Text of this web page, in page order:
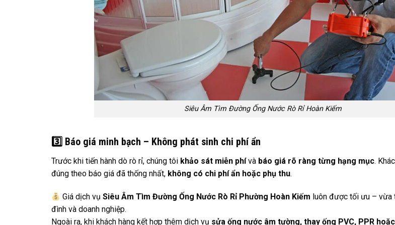
Siêu Âm Tìm Đường Ống Nước Rò Rỉ Hoàn Kiếm
3️ Báo giá minh bạch – Không phát sinh chi phí ẩn
Trước khi tiến hành dò rò rỉ, chúng tôi khảo sát miễn phívà báo giá rõ ràng từng hạng mục.
đúng theo báo giá đã thống nhất, không có chi phí ẩn hoặc phụ thu.
Giá dịch vụSiêu Âm Tìm Đường Ống Nước Rò Rỉ Phường Hoàn Kiếm luôn được tối ưu – vừa
đình và doanh nghiệp.
Ngoài ra, khi khách hàng kết hợp thêm dịch vụ sửa ống nước âm tường, thay ống PVC, PPR